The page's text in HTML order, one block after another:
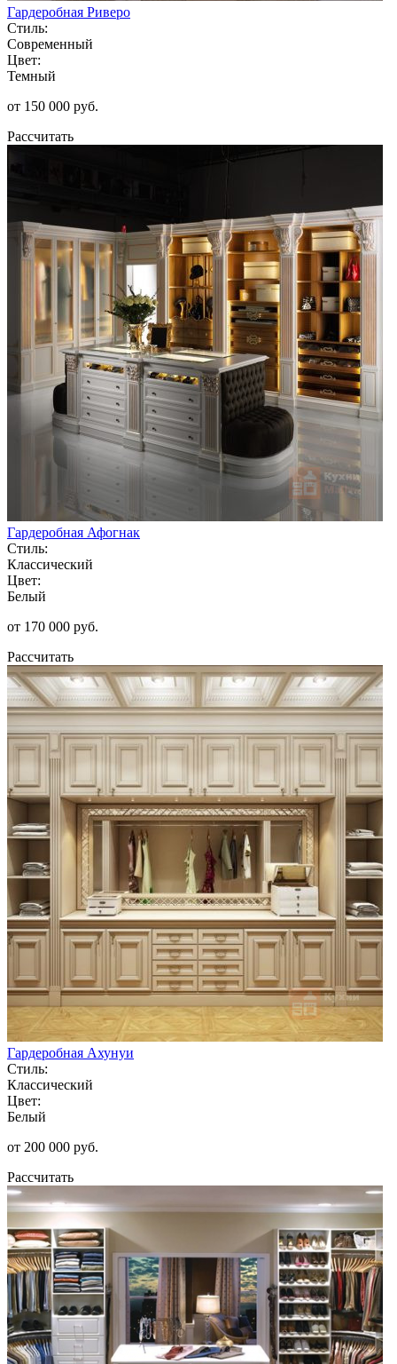
Гардеробная Риверо
Стиль:
Современный
Цвет:
Темный
от 150 000 руб.
Рассчитать
Гардеробная Афогнак
Стиль:
Классический
Цвет:
Белый
от 170 000 руб.
Рассчитать
Гардеробная Ахунуи
Стиль:
Классический
Цвет:
Белый
от 200 000 руб.
Рассчитать